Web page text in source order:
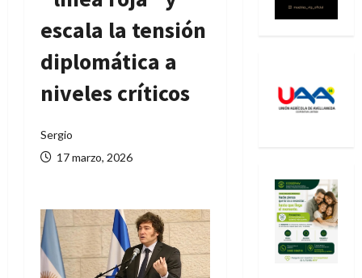
escala la tensión
diplomática a
niveles críticos
Sergio
17 marzo, 2026